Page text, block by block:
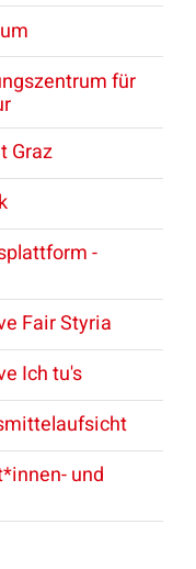
für
Graz
-
Fair Styria
Ich tu's
und